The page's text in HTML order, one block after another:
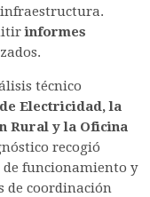
informes
técnico
Electricidad, la
Rural y la Oficina
recogió
funcionamiento y
de coordinación